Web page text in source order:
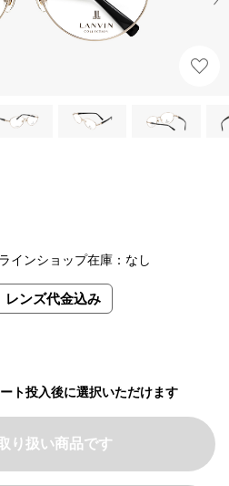
インショップ在庫：なし
ト投入後に選択いただけます
レンズ代金込み
り扱い商品です